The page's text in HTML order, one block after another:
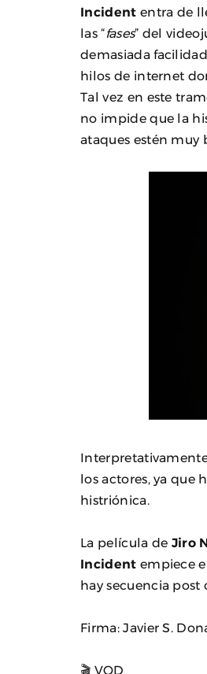
Incident entra de
las “fases” del
demasiada
hilos de internet
Tal vez en este
no impide que la
ataques estén muy
los actores, ya que
histriónica.
La película de Jiro
Incident empiece
hay secuencia post
Firma: Javier S.
🎬 VOD